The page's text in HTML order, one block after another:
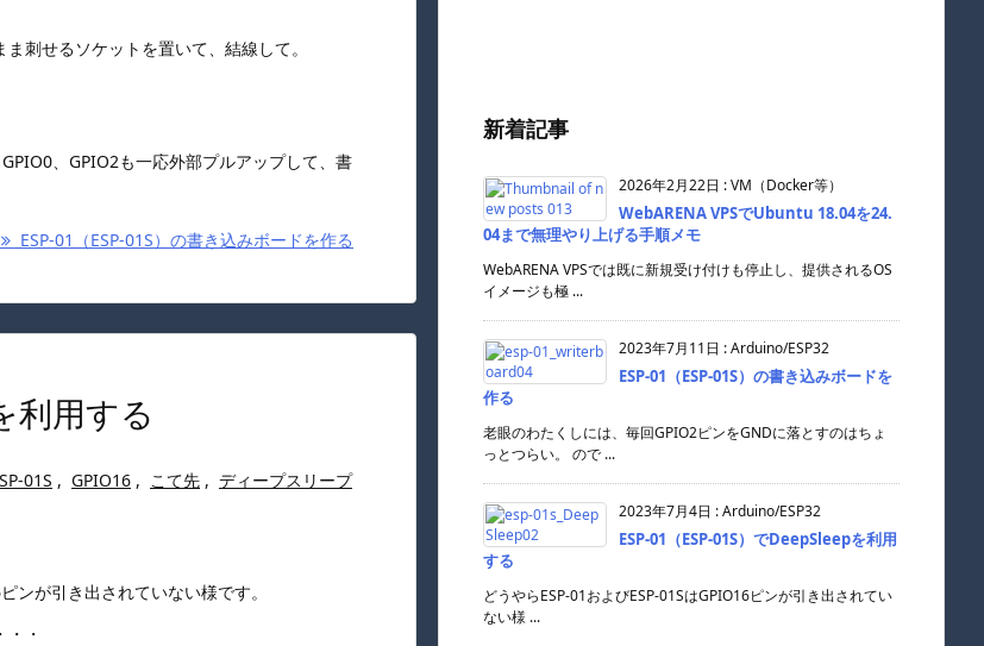
刺せるソケットを置いて、結線して。
、GPIO2も一応外部プルアップして、書
ESP-01（ESP-01S）の書き込みボードを作る
利用する
01S , GPIO16 , こて先 , ディープスリープ
ンが引き出されていない様です。
・
新着記事
2026年2月22日 :VM（Docker等）
WebARENA VPSでUbuntu 18.04を24.
04まで無理やり上げる手順メモ
WebARENA VPSでは既に新規受け付けも停止し、提供されるOS
イメージも極 ...
2023年7月11日 :Arduino/ESP32
ESP-01（ESP-01S）の書き込みボードを
作る
老眼のわたくしには、毎回GPIO2ピンをGNDに落とすのはちょ
っとつらい。 ので ...
2023年7月4日 :Arduino/ESP32
ESP-01（ESP-01S）でDeepSleepを利用
する
どうやらESP-01およびESP-01SはGPIO16ピンが引き出されてい
ない様 ...